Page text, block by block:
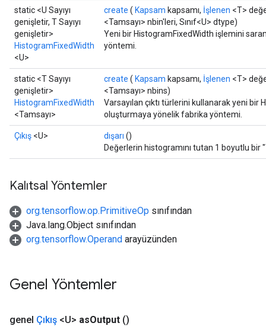
static <U Sayıyı
genişletir, T Sayıyı
genişletir>
HistogramFixedWidth
<U>
create ( Kapsam kapsamı, İşlenen <T>
<Tamsayı> nbin'leri, Sınıf<U> dtype)
Yeni bir HistogramFixedWidth işlemini
yöntemi.
static <T Sayıyı
genişletir>
HistogramFixedWidth
<Tamsayı>
create ( Kapsam kapsamı, İşlenen <T>
<Tamsayı> nbins)
Varsayılan çıktı türlerini kullanarak yeni bir
oluşturmaya yönelik fabrika yöntemi.
Çıkış <U> dışarı ()
Değerlerin histogramını tutan 1 boyutlu bir
Kalıtsal Yöntemler
org.tensorflow.op.PrimitiveOp sınıfından
Java.lang.Object sınıfından
org.tensorflow.Operand arayüzünden
Genel Yöntemler
genel Çıkış <U> asOutput ()